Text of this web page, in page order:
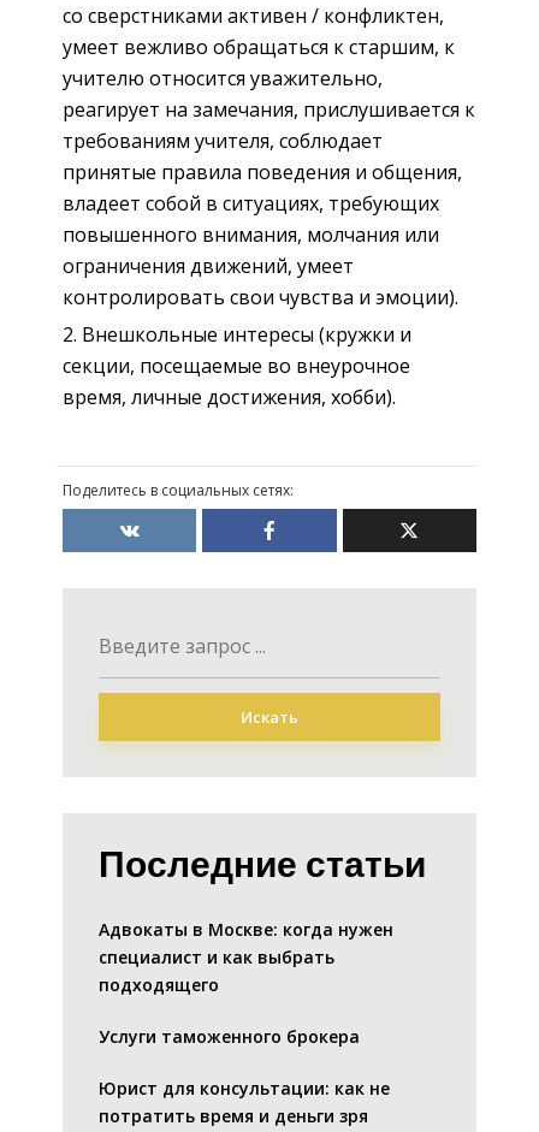
со сверстниками активен / конфликтен,
умеет вежливо обращаться к старшим, к
учителю относится уважительно,
реагирует на замечания, прислушивается к
требованиям учителя, соблюдает
принятые правила поведения и общения,
владеет собой в ситуациях, требующих
повышенного внимания, молчания или
ограничения движений, умеет
контролировать свои чувства и эмоции).
Внешкольные интересы (кружки и
секции, посещаемые во внеурочное
время, личные достижения, хобби).
Поделитесь в социальных сетях:
Искать
Последние статьи
Адвокаты в Москве: когда нужен
специалист и как выбрать
подходящего
Услуги таможенного брокера
Юрист для консультации: как не
потратить время и деньги зря